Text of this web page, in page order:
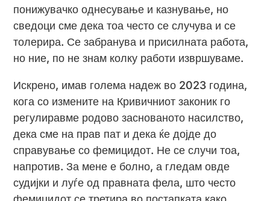
понижувачко однесување и казнување, но
сведоци сме дека тоа често се случува и се
толерира. Се забранува и присилната работа,
но ние, по не знам колку работи извршуваме.
Искрено, имав голема надеж во 2023 година,
кога со измените на Кривичниот законик го
регулиравме родово заснованото насилство,
дека сме на прав пат и дека ќе дојде до
справување со фемицидот. Не се случи тоа,
напротив. За мене е болно, а гледам овде
судијки и луѓе од правната фела, што често